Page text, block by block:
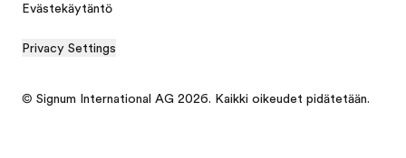
Evästekäytäntö
Privacy Settings
© Signum International AG 2026. Kaikki oikeudet pidätetään.